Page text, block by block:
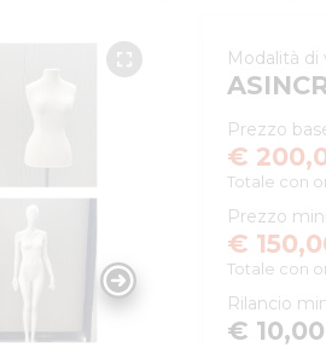
Modalità di
Prezzo
€
Totale con
Prezzo
€
Totale con
Rilancio
€ 10,00